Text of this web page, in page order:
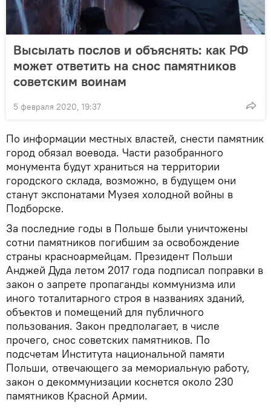
Высылать послов и объяснять: как РФ
может ответить на снос памятников
советским воинам
5 февраля 2020, 19:37
По информации местных властей, снести памятник
город обязал воевода. Части разобранного
монумента будут храниться на территории
городского склада, возможно, в будущем они
станут экспонатами Музея холодной войны в
Подборске.
За последние годы в Польше были уничтожены
сотни памятников погибшим за освобождение
страны красноармейцам. Президент Польши
Анджей Дуда летом 2017 года подписал поправки в
закон о запрете пропаганды коммунизма или
иного тоталитарного строя в названиях зданий,
объектов и помещений для публичного
пользования. Закон предполагает, в числе
прочего, снос советских памятников. По
подсчетам Института национальной памяти
Польши, отвечающего за мемориальную работу,
закон о декоммунизации коснется около 230
памятников Красной Армии.